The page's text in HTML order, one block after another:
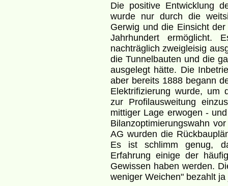
Die positive Entwicklung
wurde nur durch die
Gerwig und die Einsicht
Jahrhundert ermöglicht.
nachträglich zweigleisig
die Tunnelbauten und die
ausgelegt hätte. Die
aber bereits 1888 begann
Elektrifizierung wurde, um
zur Profilausweitung
mittiger Lage erwogen -
Bilanzoptimierungswahn
AG wurden die
Es ist schlimm genug,
Erfahrung einige der
Gewissen haben werden.
weniger Weichen" bezahlt